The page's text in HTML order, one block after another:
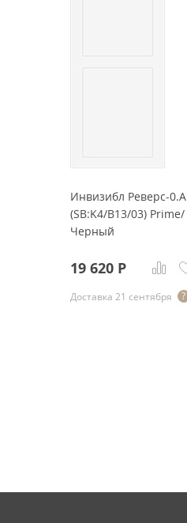
Инвизибл Реверс-0.А
(SB:K4/В13/03) Prime/
Черный
19 620Р
Доставка 21 сентября